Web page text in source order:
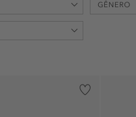
GÊNERO
na pele (1)